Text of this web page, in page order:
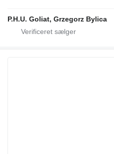
P.H.U. Goliat, Grzegorz Bylica